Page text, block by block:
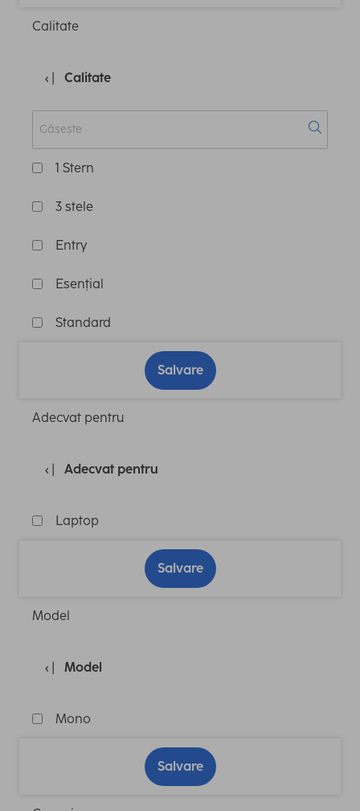
Calitate
Calitate
1 Stern
3 stele
Entry
Esențial
Standard
Salvare
Adecvat pentru
Adecvat pentru
Laptop
Salvare
Model
Model
Mono
Salvare